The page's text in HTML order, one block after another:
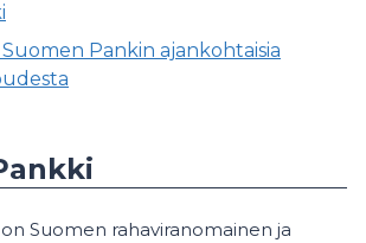
Pankin ajankohtaisia
Suomen rahaviranomainen ja